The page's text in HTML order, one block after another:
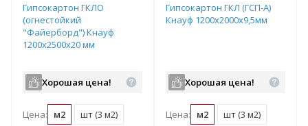
Гипсокартон ГКЛО
(огнестойкий
"Файерборд") Кнауф
1200х2500х20 мм
Хорошая цена!
Цена: м2 шт (3 м2)
Гипсокартон ГКЛ (ГСП-А)
Кнауф 1200х2000х9,5мм
Хорошая цена!
Цена: м2 шт (3 м2)